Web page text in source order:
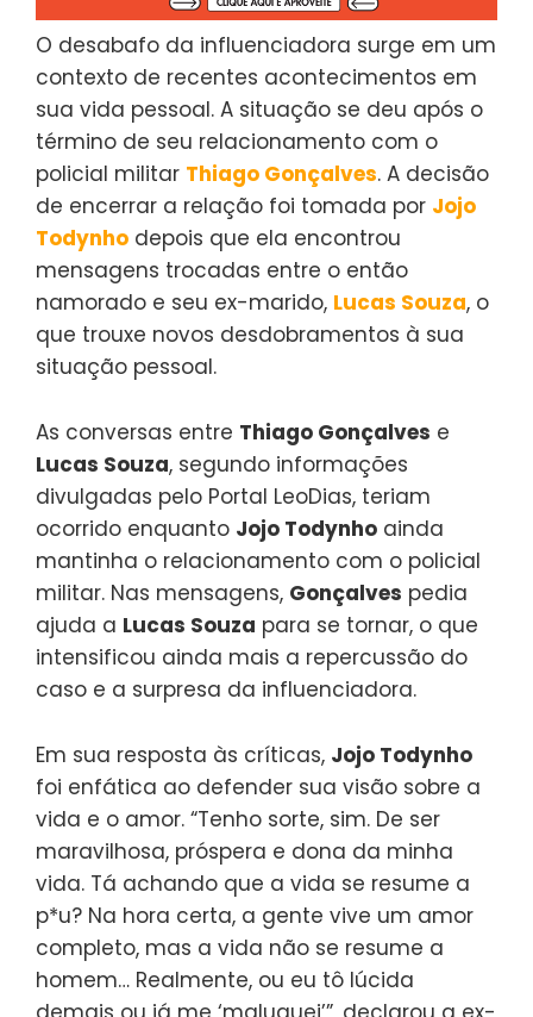
O desabafo da influenciadora surge em um
contexto de recentes acontecimentos em
sua vida pessoal. A situação se deu após o
término de seu relacionamento com o
policial militar Thiago Gonçalves. A decisão
de encerrar a relação foi tomada por Jojo
Todynho depois que ela encontrou
mensagens trocadas entre o então
namorado e seu ex-marido, Lucas Souza, o
que trouxe novos desdobramentos à sua
situação pessoal.
As conversas entre Thiago Gonçalves e
Lucas Souza, segundo informações
divulgadas pelo Portal LeoDias, teriam
ocorrido enquanto Jojo Todynho ainda
mantinha o relacionamento com o policial
militar. Nas mensagens, Gonçalves pedia
ajuda a Lucas Souza para se tornar, o que
intensificou ainda mais a repercussão do
caso e a surpresa da influenciadora.
Em sua resposta às críticas, Jojo Todynho
foi enfática ao defender sua visão sobre a
vida e o amor. “Tenho sorte, sim. De ser
maravilhosa, próspera e dona da minha
vida. Tá achando que a vida se resume a
p*u? Na hora certa, a gente vive um amor
completo, mas a vida não se resume a
homem… Realmente, ou eu tô lúcida